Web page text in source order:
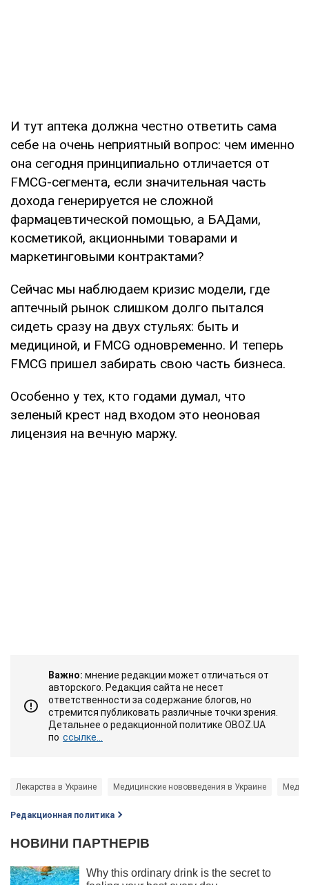
И тут аптека должна честно ответить сама
себе на очень неприятный вопрос: чем именно
она сегодня принципиально отличается от
FMCG-сегмента, если значительная часть
дохода генерируется не сложной
фармацевтической помощью, а БАДами,
косметикой, акционными товарами и
маркетинговыми контрактами?
Сейчас мы наблюдаем кризис модели, где
аптечный рынок слишком долго пытался
сидеть сразу на двух стульях: быть и
медициной, и FMCG одновременно. И теперь
FMCG пришел забирать свою часть бизнеса.
Особенно у тех, кто годами думал, что
зеленый крест над входом это неоновая
лицензия на вечную маржу.
Важно: мнение редакции может отличаться от
авторского. Редакция сайта не несет
ответственности за содержание блогов, но
стремится публиковать различные точки зрения.
Детальнее о редакционной политике OBOZ.UA
по ссылке...
Лекарства в Украине Медицинские нововведения в Украине
Редакционная политика